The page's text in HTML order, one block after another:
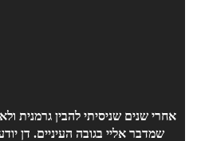
אחרי שנים שניסיתי להבין גרמנית
שמדבר אליי בגובה העיניים. דן